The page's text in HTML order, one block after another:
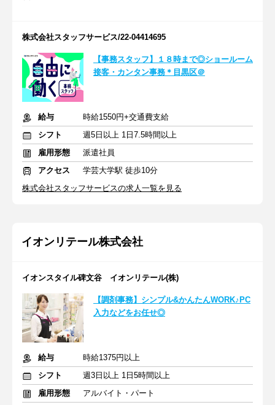
株式会社スタッフサービス/22-04414695
【事務スタッフ】１８時まで◎ショールーム
接客・カンタン事務＊目黒区＠
給与
時給1550円+交通費支給
シフト
週5日以上 1日7.5時間以上
雇用形態
派遣社員
アクセス
学芸大学駅 徒歩10分
株式会社スタッフサービスの求人一覧を見る
イオンリテール株式会社
イオンスタイル碑文谷 イオンリテール(株)
【調剤事務】シンプル&かんたんWORK♪PC
入力などをお任せ◎
給与
時給1375円以上
シフト
週3日以上 1日5時間以上
雇用形態
アルバイト・パート